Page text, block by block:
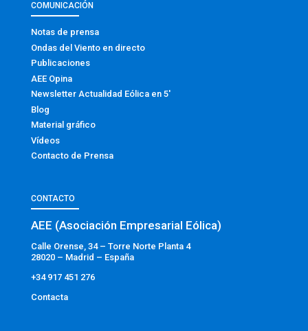
COMUNICACIÓN
Notas de prensa
Ondas del Viento en directo
Publicaciones
AEE Opina
Newsletter Actualidad Eólica en 5′
Blog
Material gráfico
Vídeos
Contacto de Prensa
CONTACTO
AEE (Asociación Empresarial Eólica)
Calle Orense, 34 – Torre Norte Planta 4
28020 – Madrid – España
+34 917 451 276
Contacta